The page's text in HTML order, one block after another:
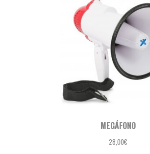
MEGÁFONO
28,00€